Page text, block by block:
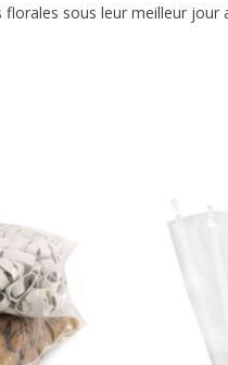
sous leur meilleur jour